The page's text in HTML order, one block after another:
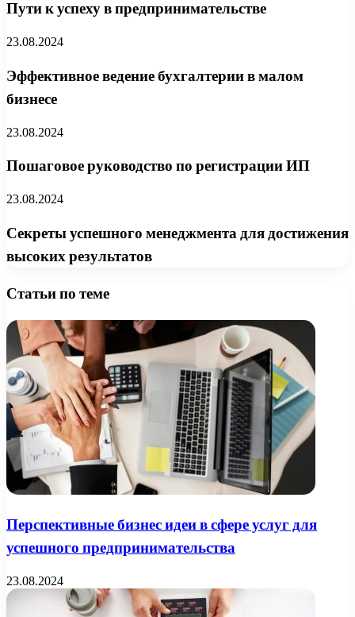
Пути к успеху в предпринимательстве
23.08.2024
Эффективное ведение бухгалтерии в малом
бизнесе
23.08.2024
Пошаговое руководство по регистрации ИП
23.08.2024
Секреты успешного менеджмента для достижения
высоких результатов
Статьи по теме
Перспективные бизнес идеи в сфере услуг для
успешного предпринимательства
23.08.2024